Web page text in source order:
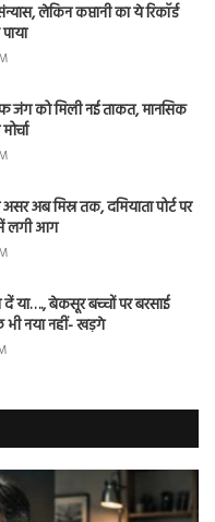
लेकिन कप्तानी का ये रिकॉर्ड
जंग को मिली नई ताकत, मानसिक
अब मिस्र तक, दमियाता पोर्ट पर
लगी आग
या…., बेकसूर बच्चों पर बरसाई
भी नया नहीं- खड़गे